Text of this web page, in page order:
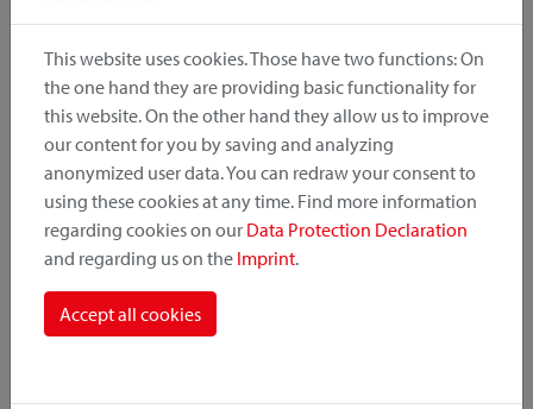
! Wichtig
Lors de la combinaison d'accessoires et d'adaptateurs, la
capacité de charge / charge utile inférieure est importante.
Intéressant aussi
Versions d'adaptateurs
This website uses cookies. Those have two functions: On
the one hand they are providing basic functionality for
this website. On the other hand they allow us to improve
our content for you by saving and analyzing
anonymized user data. You can redraw your consent to
using these cookies at any time. Find more information
regarding cookies on our Data Protection Declaration
and regarding us on the Imprint.
Accept all cookies